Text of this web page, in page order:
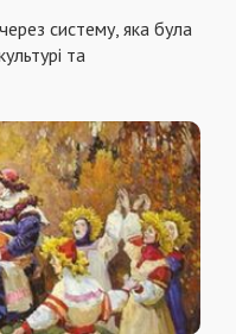
систему, яка була
та